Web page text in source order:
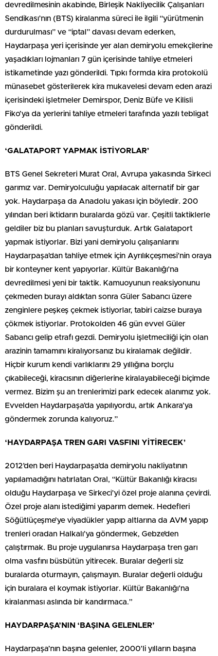
devredilmesinin akabinde, Birleşik Nakliyecilik Çalışanları
Sendikası’nın (BTS) kiralanma süreci ile ilgili “yürütmenin
durdurulması” ve “iptal” davası devam ederken,
Haydarpaşa yeri içerisinde yer alan demiryolu emekçilerine
yaşadıkları lojmanları 7 gün içerisinde tahliye etmeleri
istikametinde yazı gönderildi. Tıpkı formda kira protokolü
münasebet gösterilerek kira mukavelesi devam eden arazi
içerisindeki işletmeler Demirspor, Deniz Büfe ve Kilisli
Fiko’ya da yerlerini tahliye etmeleri tarafında yazılı tebligat
gönderildi.
‘GALATAPORT YAPMAK İSTİYORLAR’
BTS Genel Sekreteri Murat Oral, Avrupa yakasında Sirkeci
garımız var. Demiryolculuğu yapılacak alternatif bir gar
yok. Haydarpaşa da Anadolu yakası için böyledir. 200
yılından beri iktidarın buralarda gözü var. Çeşitli taktiklerle
geldiler biz bu planları savuşturduk. Artık Galataport
yapmak istiyorlar. Bizi yani demiryolu çalışanlarını
Haydarpaşa’dan tahliye etmek için Ayrılıkçeşmesi’nin oraya
bir konteyner kent yapıyorlar. Kültür Bakanlığı’na
devredilmesi yeni bir taktik. Kamuoyunun reaksiyonunu
çekmeden burayı aldıktan sonra Güler Sabancı üzere
zenginlere peşkeş çekmek istiyorlar, tabiri caizse buraya
çökmek istiyorlar. Protokolden 46 gün evvel Güler
Sabancı gelip etrafı gezdi. Demiryolu işletmeciliği için olan
arazinin tamamını kiralıyorsanız bu kiralamak değildir.
Hiçbir kurum kendi varlıklarını 29 yıllığına borçlu
çıkabileceği, kiracısının diğerlerine kiralayabileceği biçimde
vermez. Bizim şu an trenlerimizi park edecek alanımız yok.
Evvelden Haydarpaşa’da yapılıyordu, artık Ankara’ya
göndermek zorunda kalıyoruz.”
‘HAYDARPAŞA TREN GARI VASFINI YİTİRECEK’
2012’den beri Haydarpaşa’da demiryolu nakliyatının
yapılamadığını hatırlatan Oral, “Kültür Bakanlığı kiracısı
olduğu Haydarpaşa ve Sirkeci’yi özel proje alanına çevirdi.
Özel proje alanı istediğimi yaparım demek. Hedefleri
Söğütlüçeşme’ye viyadükler yapıp altlarına da AVM yapıp
trenleri oradan Halkalı’ya göndermek, Gebze’den
çalıştırmak. Bu proje uygulanırsa Haydarpaşa tren garı
olma vasfını büsbütün yitirecek. Buralar değerli siz
buralarda oturmayın, çalışmayın. Buralar değerli olduğu
için buralara el koymak istiyorlar. Kültür Bakanlığı’na
kiralanması aslında bir kandırmaca.”
HAYDARPAŞA’NIN ‘BAŞINA GELENLER’
Haydarpaşa’nın başına gelenler, 2000’li yılların başına